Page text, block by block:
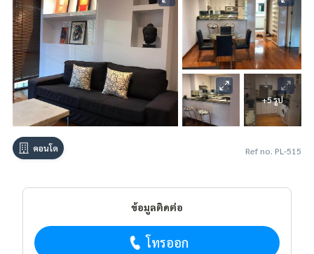
+5 รูป
คอนโด Ref no. PL-515
ข้อมูลติดต่อ
โทรออก